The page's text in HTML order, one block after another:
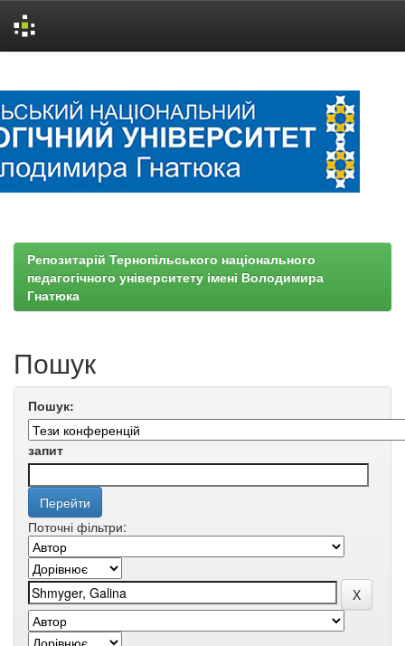
Репозитарій Тернопільського національного
педагогічного університету імені Володимира
Гнатюка
Пошук
Пошук:
запит
Поточні фільтри: